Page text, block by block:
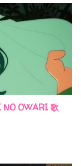
NO OWARI 歌